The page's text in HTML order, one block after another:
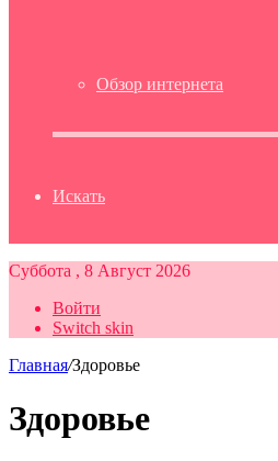
Обзор интернета
Искать
Суббота , 8 Август 2026
Войти
Switch skin
Главная/Здоровье
Здоровье